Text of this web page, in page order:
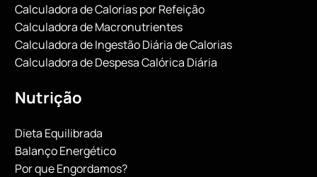
Calculadora de Calorias por Refeição
Calculadora de Macronutrientes
Calculadora de Ingestão Diária de Calorias
Calculadora de Despesa Calórica Diária
Nutrição
Dieta Equilibrada
Balanço Energético
Por que Engordamos?